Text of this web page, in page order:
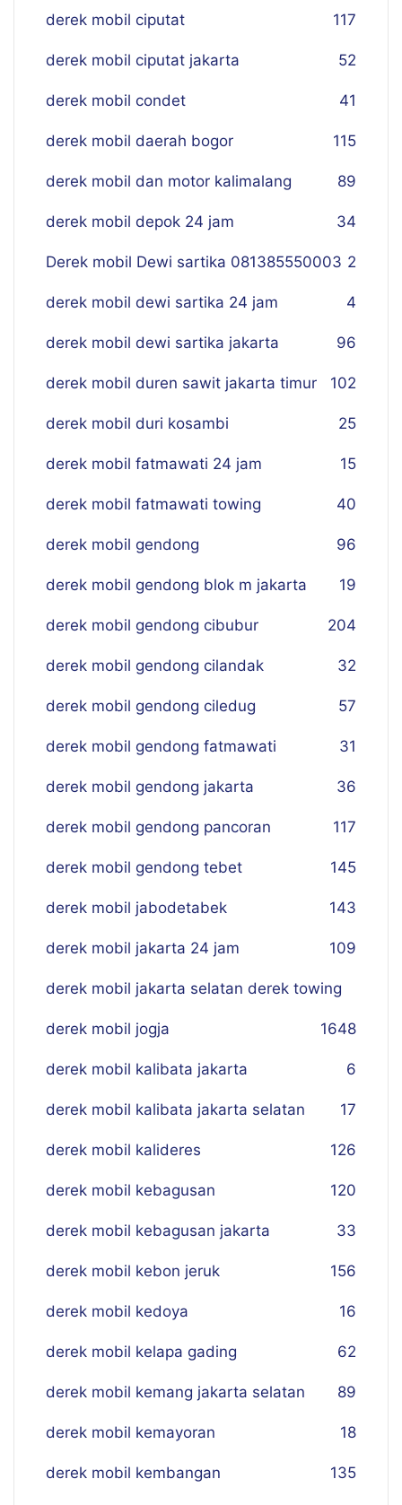
derek mobil ciputat 117
derek mobil ciputat jakarta 52
derek mobil condet 41
derek mobil daerah bogor 115
derek mobil dan motor kalimalang 89
derek mobil depok 24 jam 34
Derek mobil Dewi sartika 081385550003 2
derek mobil dewi sartika 24 jam 4
derek mobil dewi sartika jakarta 96
derek mobil duren sawit jakarta timur 102
derek mobil duri kosambi 25
derek mobil fatmawati 24 jam 15
derek mobil fatmawati towing 40
derek mobil gendong 96
derek mobil gendong blok m jakarta 19
derek mobil gendong cibubur 204
derek mobil gendong cilandak 32
derek mobil gendong ciledug 57
derek mobil gendong fatmawati 31
derek mobil gendong jakarta 36
derek mobil gendong pancoran 117
derek mobil gendong tebet 145
derek mobil jabodetabek 143
derek mobil jakarta 24 jam 109
derek mobil jakarta selatan derek towing
48
derek mobil jogja 16
derek mobil kalibata jakarta 6
derek mobil kalibata jakarta selatan 17
derek mobil kalideres 126
derek mobil kebagusan 120
derek mobil kebagusan jakarta 33
derek mobil kebon jeruk 156
derek mobil kedoya 16
derek mobil kelapa gading 62
derek mobil kemang jakarta selatan 89
derek mobil kemayoran 18
derek mobil kembangan 135